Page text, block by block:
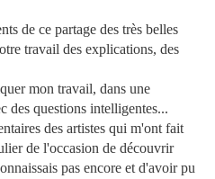
de ce partage des très belles
travail des explications, des
mon travail, dans une
des questions intelligentes...
des artistes qui m'ont fait
de l'occasion de découvrir
pas encore et d'avoir pu